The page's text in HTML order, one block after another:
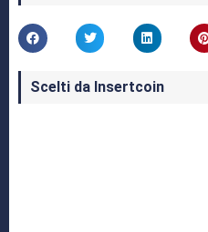
Scelti da Insertcoin